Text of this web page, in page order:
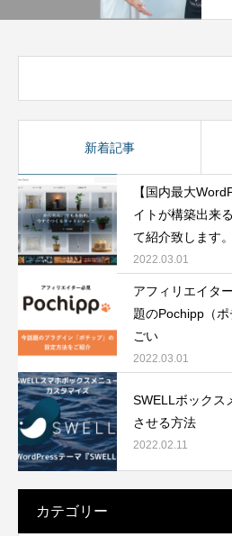
新着記事
【国内最大
イトが構築出来
て紹介致します。
2022.03.01
アフィリエイタ
題のPochipp（
ごい
2022.03.01
SWELLボックス
させる方法
2022.02.11
カテゴリー